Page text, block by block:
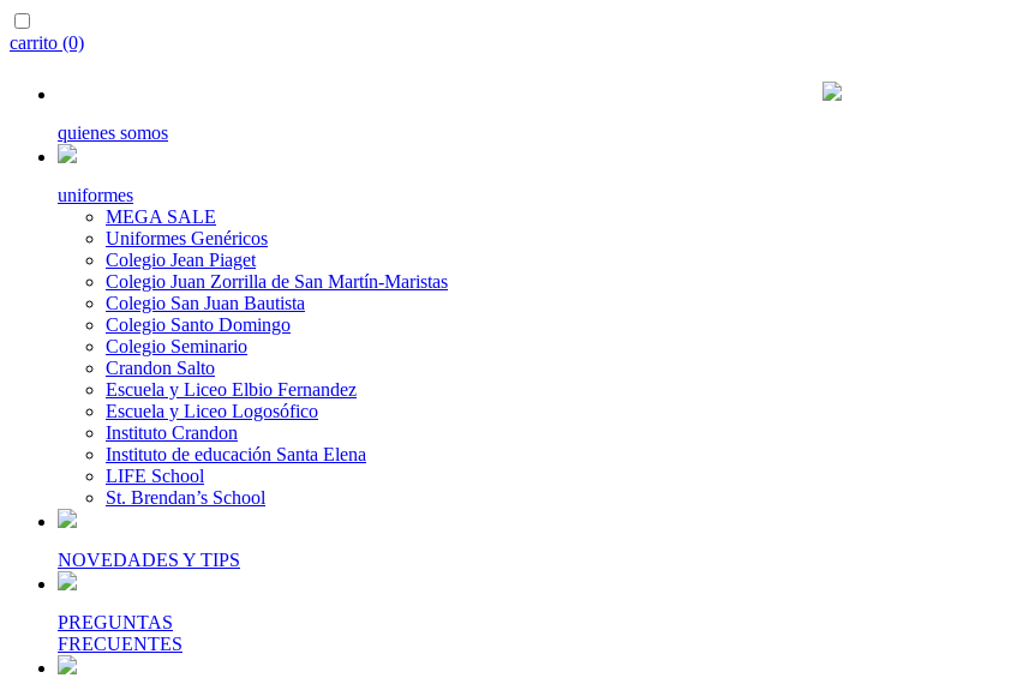
carrito (0)
quienes somos
uniformes
MEGA SALE
Uniformes Genéricos
Colegio Jean Piaget
Colegio Juan Zorrilla de San Martín-Maristas
Colegio San Juan Bautista
Colegio Santo Domingo
Colegio Seminario
Crandon Salto
Escuela y Liceo Elbio Fernandez
Escuela y Liceo Logosófico
Instituto Crandon
Instituto de educación Santa Elena
LIFE School
St. Brendan’s School
NOVEDADES Y TIPS
PREGUNTAS
FRECUENTES